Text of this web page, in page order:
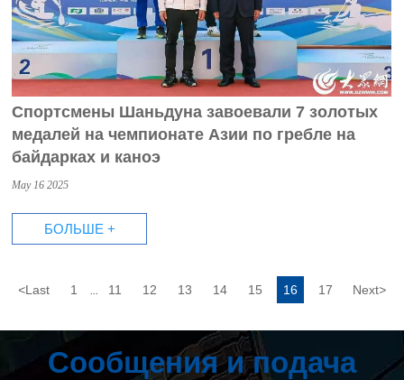
Спортсмены Шаньдуна завоевали 7 золотых
медалей на чемпионате Азии по гребле на
байдарках и каноэ
May 16 2025
БОЛЬШЕ +
<Last 1 ... 11 12 13 14 15 16 17 Next>
Сообщения и подача